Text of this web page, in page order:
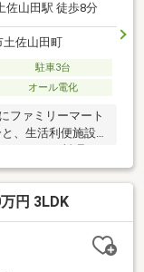
佐山田駅 徒歩8分
土佐山田町
駐車3台
オール電化
ファミリーマート
、生活利便施設が
事ができる間取り
ーズインクロー
とお使いいただ
ま快適にお住まい
円 3LDK